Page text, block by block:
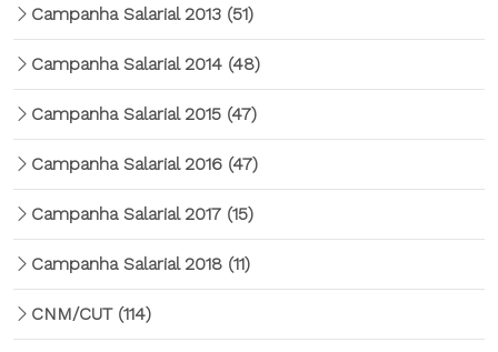
Campanha Salarial 2013 (51)
Campanha Salarial 2014 (48)
Campanha Salarial 2015 (47)
Campanha Salarial 2016 (47)
Campanha Salarial 2017 (15)
Campanha Salarial 2018 (11)
CNM/CUT (114)